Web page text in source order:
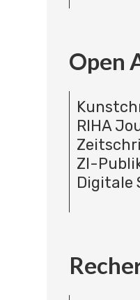
Open
RIHA
ZI-
Digitale